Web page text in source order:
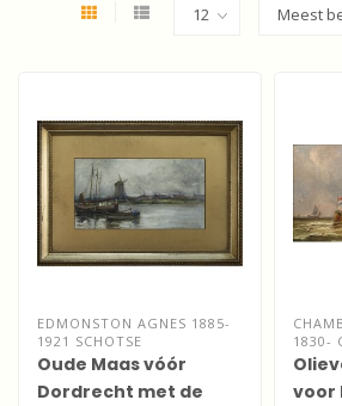
EDMONSTON AGNES 1885-
1921 SCHOTSE
Oude Maas vóór
Dordrecht met de
1830-
voor